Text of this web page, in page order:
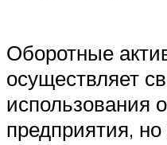
Оборотные
осуществляет
использования
предприятия,